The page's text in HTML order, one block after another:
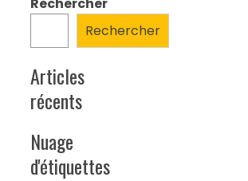
Rechercher
Articles
récents
Nuage
d'étiquettes